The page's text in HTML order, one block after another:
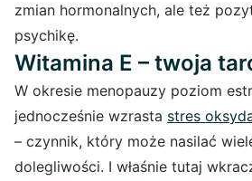
zmian hormonalnych, ale też
psychikę.
Witamina E – twoja
W okresie menopauzy poziom
jednocześnie wzrasta stres
– czynnik, który może nasilać
dolegliwości. I właśnie tutaj